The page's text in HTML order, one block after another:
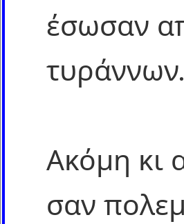
έσωσαν
τυράννων.
Ακόμη κι
σαν